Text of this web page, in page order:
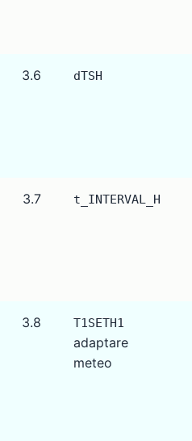
3.6 dTSH
3.7 t_INTERVAL_H
3.8 T1SETH1
adaptare
meteo